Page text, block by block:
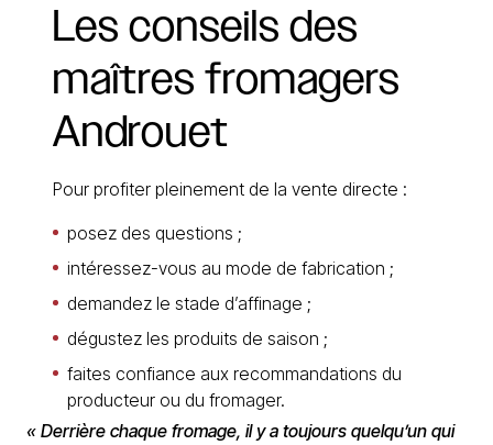
Les conseils des
maîtres fromagers
Androuet
Pour profiter pleinement de la vente directe :
posez des questions ;
intéressez-vous au mode de fabrication ;
demandez le stade d’affinage ;
dégustez les produits de saison ;
faites confiance aux recommandations du
producteur ou du fromager.
« Derrière chaque fromage, il y a toujours quelqu’un qui